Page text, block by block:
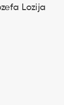
Lozija